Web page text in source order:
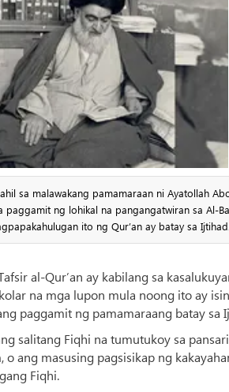
sa malawakang pamamaraan ni Ayatollah
paggamit ng lohikal na pangangatwiran sa Al-
ito ng Qur’an ay batay sa Ijtihad.
al-Qur’an ay kabilang sa
na mga lupon mula noong ito ay
paggamit ng pamamaraang batay
salitang Fiqhi na tumutukoy sa
o ang masusing pagsisikap ng
Fiqhi.